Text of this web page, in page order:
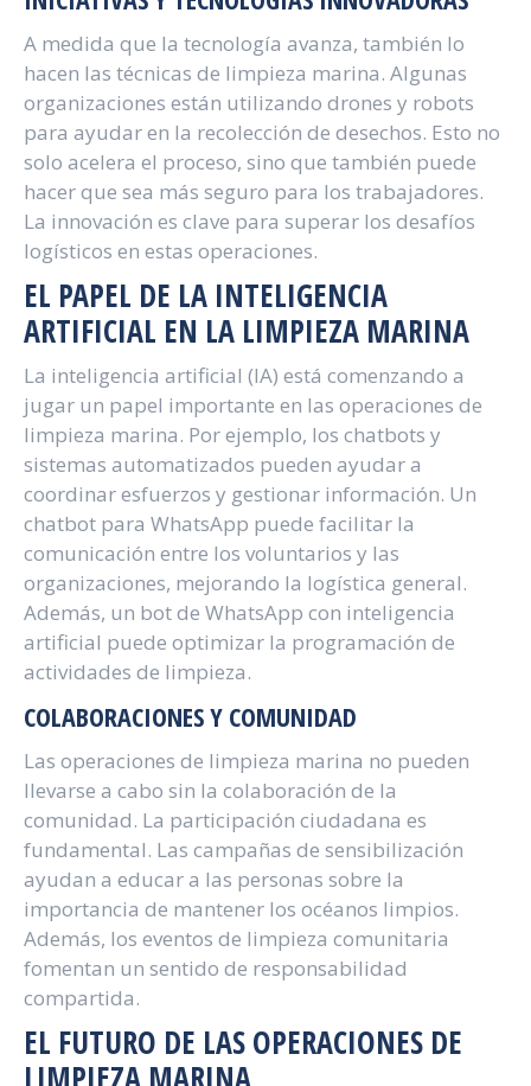
A medida que la tecnología avanza, también lo
hacen las técnicas de limpieza marina. Algunas
organizaciones están utilizando drones y robots
para ayudar en la recolección de desechos. Esto no
solo acelera el proceso, sino que también puede
hacer que sea más seguro para los trabajadores.
La innovación es clave para superar los desafíos
logísticos en estas operaciones.
EL PAPEL DE LA INTELIGENCIA
ARTIFICIAL EN LA LIMPIEZA MARINA
La inteligencia artificial (IA) está comenzando a
jugar un papel importante en las operaciones de
limpieza marina. Por ejemplo, los chatbots y
sistemas automatizados pueden ayudar a
coordinar esfuerzos y gestionar información. Un
chatbot para WhatsApp puede facilitar la
comunicación entre los voluntarios y las
organizaciones, mejorando la logística general.
Además, un bot de WhatsApp con inteligencia
artificial puede optimizar la programación de
actividades de limpieza.
COLABORACIONES Y COMUNIDAD
Las operaciones de limpieza marina no pueden
llevarse a cabo sin la colaboración de la
comunidad. La participación ciudadana es
fundamental. Las campañas de sensibilización
ayudan a educar a las personas sobre la
importancia de mantener los océanos limpios.
Además, los eventos de limpieza comunitaria
fomentan un sentido de responsabilidad
compartida.
EL FUTURO DE LAS OPERACIONES DE